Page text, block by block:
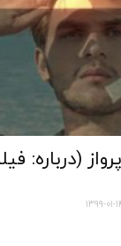
(درباره:
۰۱-۱۴